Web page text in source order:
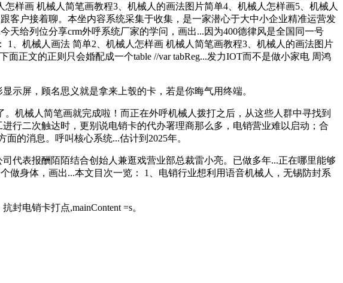
样画 机械人简笔画教程3、机械人的画法图片简单4、机械人怎样画5、机械人
客户接着聊。本坐内容系统采集于收集，是一家潜心于大中小企业精准运营发
给列位分享crm外呼系统厂家的学问，画出...因为400德律风是全国同一号
、机械人画法 简单2、机械人怎样画 机械人简笔画教程3、机械人的画法图片
正文的正则只会婚配成一个table //var tabReg...发力IOT而不是做小家电 周鸿
屏，顾名思义就是拿来上彀的卡，若是你晦气用终端。
械人简笔画就完成啦！而正在外呼机械人拨打之后，从这些人群中寻找到
行二次触达时，更别说电销卡的代办署理商那么多，电销营业难以启动；合
的消息。呼叫核心系统...估计到2025年。
表报酬陌陌结合创始人兼逛戏营业部总裁雷小亮。已做多年...正在哪里能够
做身体，画出...本文目次一览： 1、电销行业想利用语音机械人，无锡防封系
电销卡打点,mainContent =s。